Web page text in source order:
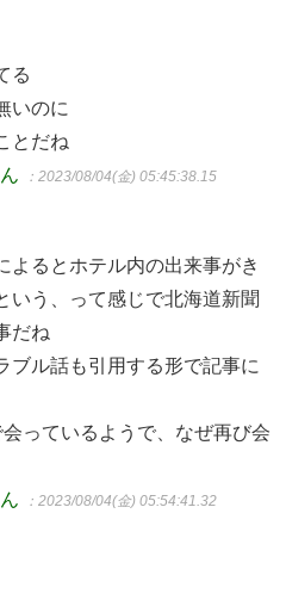
る
いのに
とだね
：2023/08/04(金) 05:45:38.15
よるとホテル内の出来事がき
いう、って感じで北海道新聞
だね
ブル話も引用する形で記事に
っているようで、なぜ再び会
：2023/08/04(金) 05:54:41.32